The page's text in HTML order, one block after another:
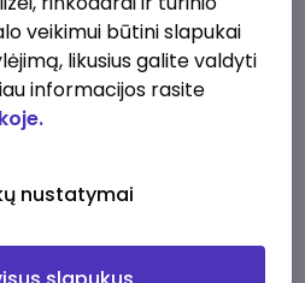
veikimui būtini slapukai
likusius galite valdyti
informacijos rasite
nustatymai